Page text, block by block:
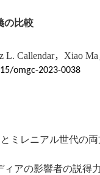
の比較
L. Callendar， Xiao Ma
omgc-2023-0038
とミレニアル世代の
ィアの影響者の説得